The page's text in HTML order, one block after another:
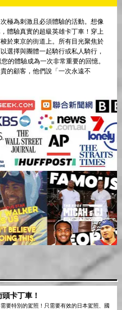
極為刺激且必須體驗的活動。想像
體驗真實的超級英雄卡丁車！穿上
於東京的街道上。所有目光聚焦於
選擇與團體一起騎行或私人騎行，
的體驗成為一次非常重要的回憶。
的顧客，他們說「一次永遠不
頭卡丁車！
要特別的駕照！只需要有效的日本駕照、國